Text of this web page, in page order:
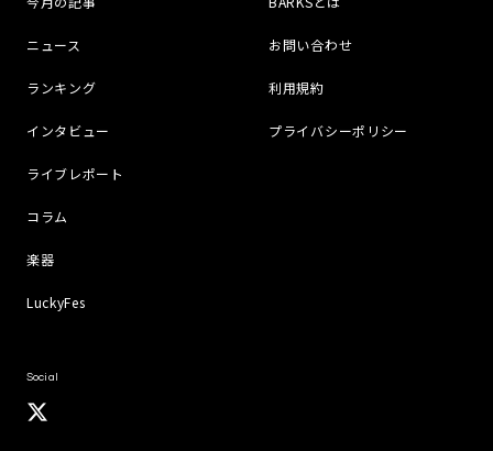
ニュース
ランキング
インタビュー
ライブレポート
コラム
楽器
LuckyFes
お問い合わせ
利用規約
プライバシーポリシー
Social